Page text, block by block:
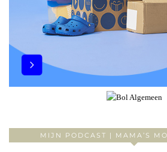
MIJN PODCAST | MAMA’S